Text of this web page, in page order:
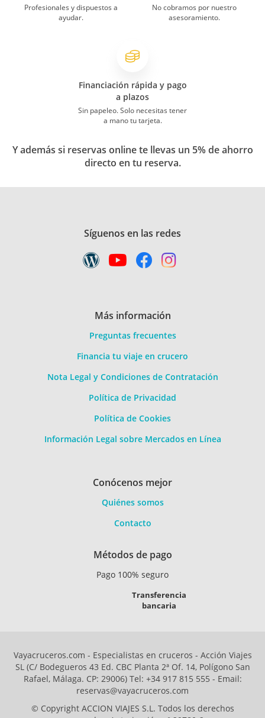
Profesionales y dispuestos a
ayudar.
No cobramos por nuestro
asesoramiento.
Financiación rápida y pago
a plazos
Sin papeleo. Solo necesitas tener
a mano tu tarjeta.
Y además si reservas online te llevas un 5% de ahorro
directo en tu reserva.
Síguenos en las redes
Más información
Preguntas frecuentes
Financia tu viaje en crucero
Nota Legal y Condiciones de Contratación
Política de Privacidad
Política de Cookies
Información Legal sobre Mercados en Línea
Conócenos mejor
Quiénes somos
Contacto
Métodos de pago
Pago 100% seguro
Transferencia
bancaria
Vayacruceros.com - Especialistas en cruceros - Acción Viajes
SL (C/ Bodegueros 43 Ed. CBC Planta 2ª Of. 14, Polígono San
Rafael, Málaga. CP: 29006) Tel: +34 917 815 555 - Email:
reservas@vayacruceros.com
© Copyright ACCION VIAJES S.L. Todos los derechos